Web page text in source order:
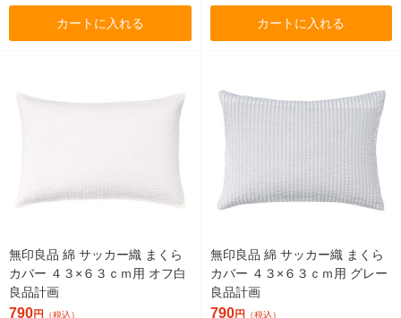
カートに入れる カートに入れる
無印良品 綿 サッカー織 まくら
カバー ４３×６３ｃｍ用 オフ白
良品計画
790円 （税込）
無印良品 綿 サッカー織 まくら
カバー ４３×６３ｃｍ用 グレー
良品計画
790円 （税込）